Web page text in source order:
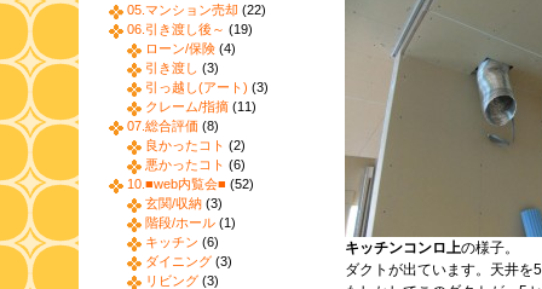
キッチンコンロ上の様子。
ダクトが出ています。天井を
05.マンション売却 (22)
06.引き渡し後～ (19)
ローン/保険 (4)
引き渡し (3)
引っ越し(アート) (3)
クレーム/指摘 (11)
07.総合評価 (8)
良かったコト (2)
悪かったコト (6)
10.■web内覧会■ (52)
玄関/収納 (3)
階段/ホール (1)
キッチン (6)
ダイニング (3)
リビング (3)